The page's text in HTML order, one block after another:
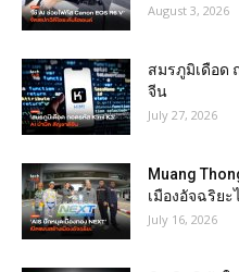
August 3, 2026
สมรภูมิเดือด
จีน
July 27, 2026
Muang
เมืองอัจฉริยะ
July 16, 2026